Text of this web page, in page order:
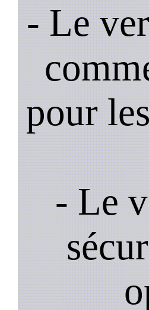
- Le
pour
- Le